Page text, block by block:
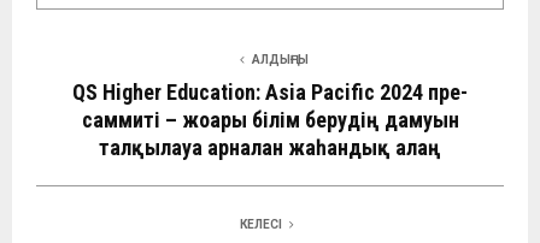
АЛДЫҢҒЫ
QS Higher Education: Asia Pacific 2024 пре-
саммиті – жоғары білім берудің дамуын
талқылауға арналған жаһандық алаң
КЕЛЕСІ